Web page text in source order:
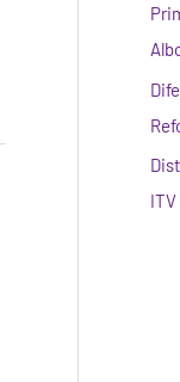
ITV